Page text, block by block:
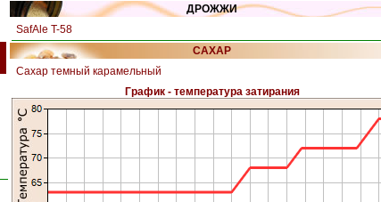
ДРОЖЖИ
SafAle T-58
САХАР
Сахар темный карамельный
График - температура затирания